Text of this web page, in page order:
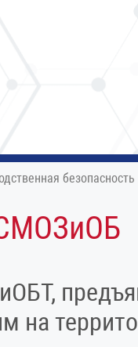
безопасность
на